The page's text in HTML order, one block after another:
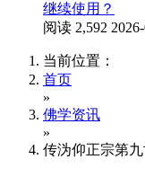
继续使用？
阅读 2,592
当前位置：
首页
»
佛学资讯
»
传沩仰正宗第